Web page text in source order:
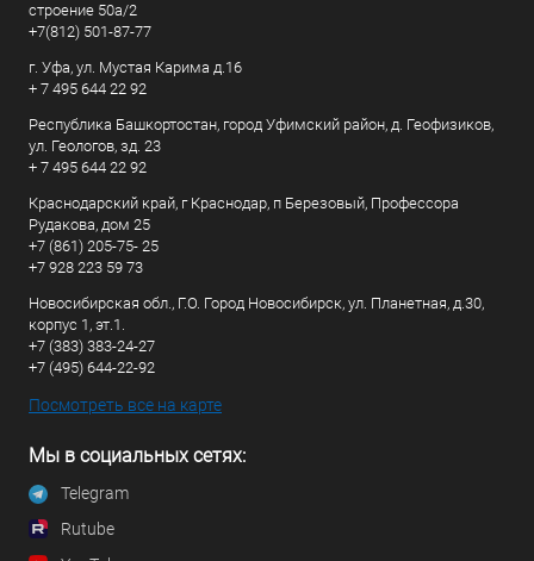
строение 50а/2
+7(812) 501-87-77
г. Уфа, ул. Мустая Карима д.16
+ 7 495 644 22 92
Республика Башкортостан, город Уфимский район, д. Геофизиков,
ул. Геологов, зд. 23
+ 7 495 644 22 92
Краснодарский край, г Краснодар, п Березовый, Профессора
Рудакова, дом 25
+7 (861) 205-75- 25
+7 928 223 59 73
Новосибирская обл., Г.О. Город Новосибирск, ул. Планетная, д.30,
корпус 1, эт.1.
+7 (383) 383-24-27
+7 (495) 644-22-92
Посмотреть все на карте
Мы в социальных сетях:
Telegram
Rutube